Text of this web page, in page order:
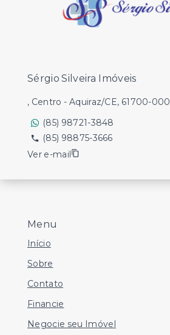
Menu
Início
Sobre
Contato
Financie
Negocie seu Imóvel
Sérgio Silveira Imóveis
, Centro - Aquiraz/CE, 61700-000
(85) 98721-3848
(85) 98875-3666
Ver e-mail